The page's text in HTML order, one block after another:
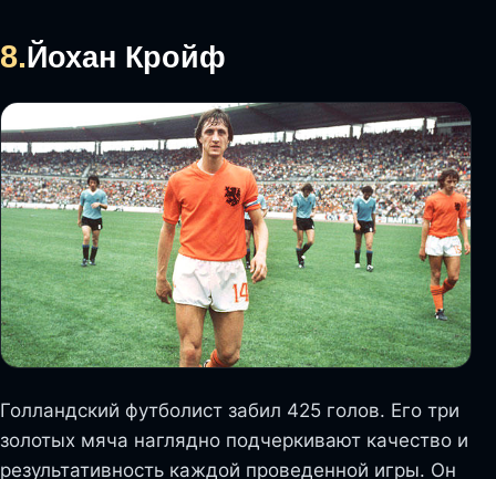
8.Йохан Кройф
Голландский футболист забил 425 голов. Его три
золотых мяча наглядно подчеркивают качество и
результативность каждой проведенной игры. Он